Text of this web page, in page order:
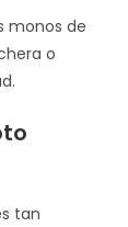
monos de
o
tan